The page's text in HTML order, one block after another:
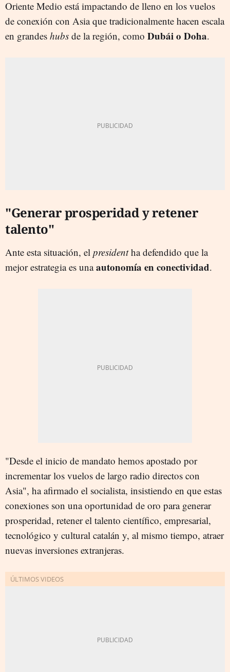
Oriente Medio está impactando de lleno en los vuelos
de conexión con Asia que tradicionalmente hacen escala
en grandes hubs de la región, como Dubái o Doha.
"Generar prosperidad y retener
talento"
Ante esta situación, el presidentha defendido que la
mejor estrategia es unaautonomía en conectividad.
"Desde el inicio de mandato hemos apostado por
incrementar los vuelos de largo radio directos con
Asia", ha afirmado el socialista, insistiendo en que estas
conexiones son una oportunidad de oro para generar
prosperidad, retener el talento científico, empresarial,
tecnológico y cultural catalán y, al mismo tiempo, atraer
nuevas inversiones extranjeras.